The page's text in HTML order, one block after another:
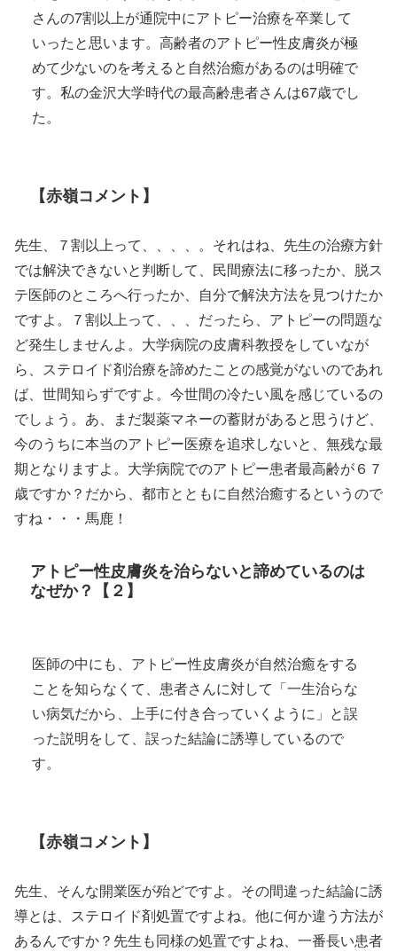
さんの7割以上が通院中にアトピー治療を卒業して
いったと思います。高齢者のアトピー性皮膚炎が極
めて少ないのを考えると自然治癒があるのは明確で
す。私の金沢大学時代の最高齢患者さんは67歳でし
た。
【赤嶺コメント】
先生、７割以上って、、、、。それはね、先生の治療方針
では解決できないと判断して、民間療法に移ったか、脱ス
テ医師のところへ行ったか、自分で解決方法を見つけたか
ですよ。７割以上って、、、だったら、アトピーの問題な
ど発生しませんよ。大学病院の皮膚科教授をしていなが
ら、ステロイド剤治療を諦めたことの感覚がないのであれ
ば、世間知らずですよ。今世間の冷たい風を感じているの
でしょう。あ、まだ製薬マネーの蓄財があると思うけど、
今のうちに本当のアトピー医療を追求しないと、無残な最
期となりますよ。大学病院でのアトピー患者最高齢が６７
歳ですか？だから、都市とともに自然治癒するというので
すね・・・馬鹿！
アトピー性皮膚炎を治らないと諦めているのは
なぜか？【２】
医師の中にも、アトピー性皮膚炎が自然治癒をする
ことを知らなくて、患者さんに対して「一生治らな
い病気だから、上手に付き合っていくように」と誤
った説明をして、誤った結論に誘導しているので
す。
【赤嶺コメント】
先生、そんな開業医が殆どですよ。その間違った結論に誘
導とは、ステロイド剤処置ですよね。他に何か違う方法が
あるんですか？先生も同様の処置ですよね、一番長い患者